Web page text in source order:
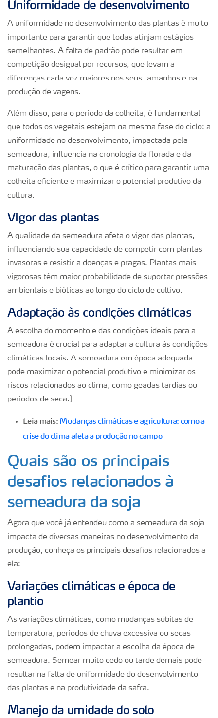
Uniformidade de desenvolvimento
A uniformidade no desenvolvimento das plantas é muito
importante para garantir que todas atinjam estágios
semelhantes. A falta de padrão pode resultar em
competição desigual por recursos, que levam a
diferenças cada vez maiores nos seus tamanhos e na
produção de vagens.
Além disso, para o período da colheita, é fundamental
que todos os vegetais estejam na mesma fase do ciclo: a
uniformidade no desenvolvimento, impactada pela
semeadura, influencia na cronologia da florada e da
maturação das plantas, o que é crítico para garantir uma
colheita eficiente e maximizar o potencial produtivo da
cultura.
Vigor das plantas
A qualidade da semeadura afeta o vigor das plantas,
influenciando sua capacidade de competir com plantas
invasoras e resistir a doenças e pragas. Plantas mais
vigorosas têm maior probabilidade de suportar pressões
ambientais e bióticas ao longo do ciclo de cultivo.
Adaptação às condições climáticas
A escolha do momento e das condições ideais para a
semeadura é crucial para adaptar a cultura às condições
climáticas locais. A semeadura em época adequada
pode maximizar o potencial produtivo e minimizar os
riscos relacionados ao clima, como geadas tardias ou
períodos de seca.]
Leia mais: Mudanças climáticas e agricultura: como a
crise do clima afeta a produção no campo
Quais são os principais
desafios relacionados à
semeadura da soja
Agora que você já entendeu como a semeadura da soja
impacta de diversas maneiras no desenvolvimento da
produção, conheça os principais desafios relacionados a
ela:
Variações climáticas e época de
plantio
As variações climáticas, como mudanças súbitas de
temperatura, períodos de chuva excessiva ou secas
prolongadas, podem impactar a escolha da época de
semeadura. Semear muito cedo ou tarde demais pode
resultar na falta de uniformidade do desenvolvimento
das plantas e na produtividade da safra.
Manejo da umidade do solo